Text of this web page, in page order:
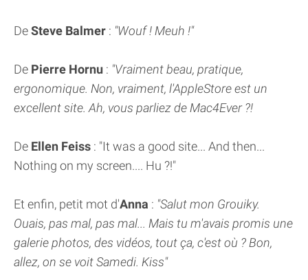
DeSteve Balmer : "Wouf ! Meuh !"
De Pierre Hornu : "Vraiment beau, pratique,
ergonomique. Non, vraiment, l'AppleStore est un
excellent site. Ah, vous parliez de Mac4Ever ?!
De Ellen Feiss : "It was a good site... And then...
Nothing on my screen.... Hu ?!"
Et enfin, petit mot d'Anna : "Salut mon Grouiky.
Ouais, pas mal, pas mal... Mais tu m'avais promis une
galerie photos, des vidéos, tout ça, c'est où ? Bon,
allez, on se voit Samedi. Kiss"